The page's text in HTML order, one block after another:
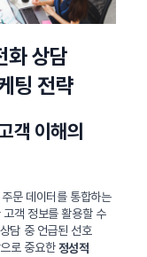
화 상담
팅 전략
객 이해의
문 데이터를 통합하는
객 정보를 활용할 수
담 중 언급된 선호
로 중요한정성적